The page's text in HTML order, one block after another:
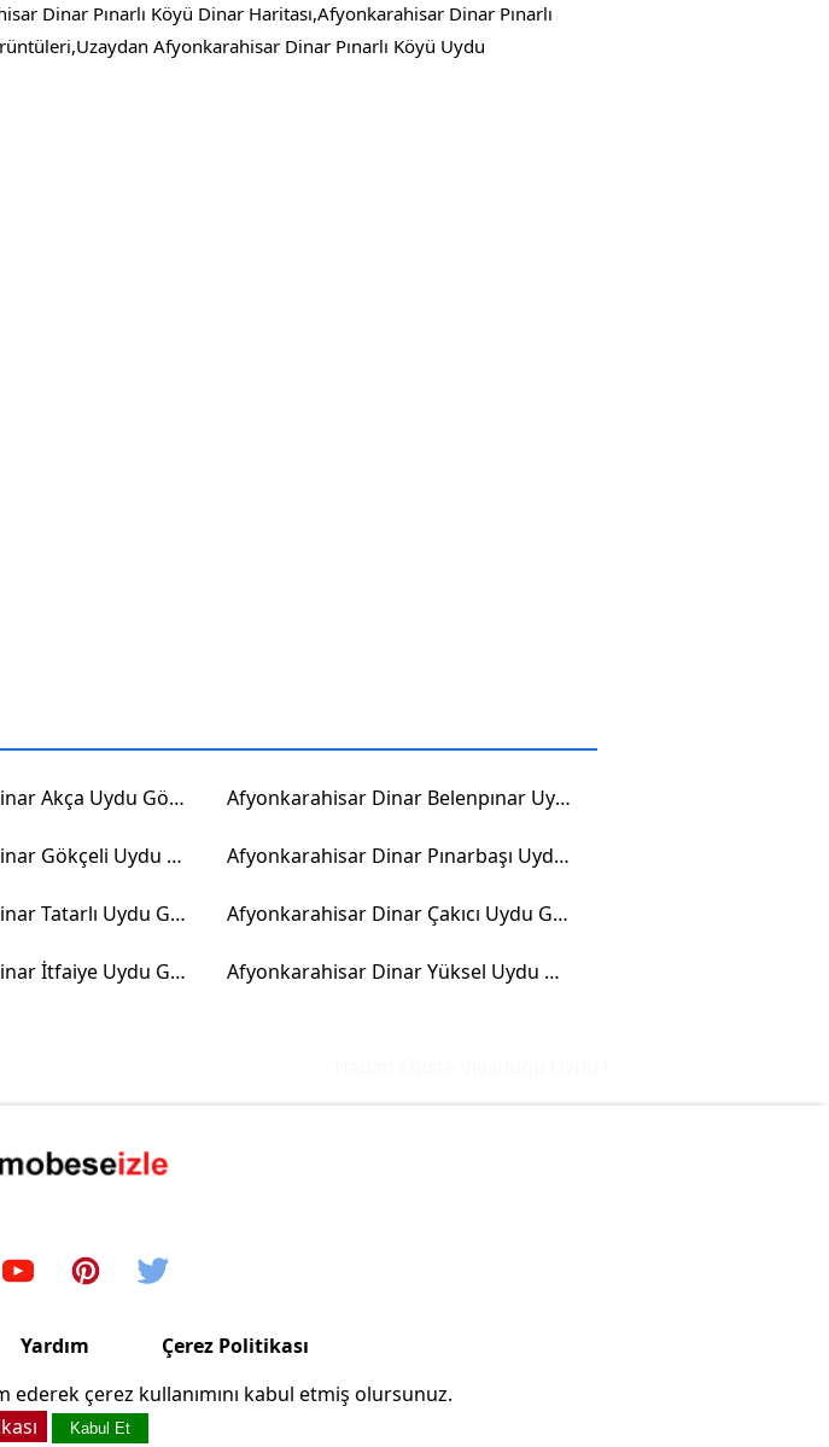
Dinar Pınarlı Köyü Dinar Haritası,Afyonkarahisar Dinar Pınarlı
Afyonkarahisar Dinar Pınarlı Köyü Uydu
Afyonkarahisar Dinar Akça Uydu Görüntüsü Afyonkarahisar Dinar Belenpınar Uydu Görüntüsü
Afyonkarahisar Dinar Gökçeli Uydu Görüntüsü Afyonkarahisar Dinar Pınarbaşı Uydu Görüntüsü
Afyonkarahisar Dinar Tatarlı Uydu Görüntüsü Afyonkarahisar Dinar Çakıcı Uydu Görüntüsü
Afyonkarahisar Dinar İtfaiye Uydu Görüntüsü Afyonkarahisar Dinar Yüksel Uydu Görüntüsü
Yardım Çerez Politikası
Canlimobeseizle.com
çerez kullanımını kabul etmiş olursunuz.
Kabul Et